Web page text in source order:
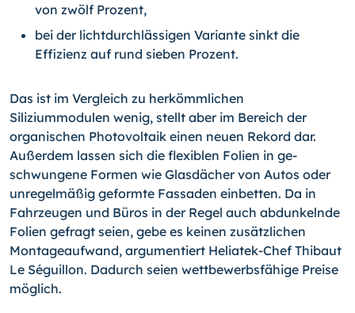
von zwölf Prozent,
bei der lichtdurchlässigen Variante sinkt die
Effizienz auf rund sieben Prozent.
Das ist im Vergleich zu herkömmlichen
Siliziummodulen wenig, stellt aber im Bereich der
organischen Photovoltaik einen neu­en Rekord dar.
Außerdem lassen sich die flexiblen Folien in ge­
schwungene Formen wie Glasdächer von Autos oder
unregel­mäßig geformte Fassaden einbetten. Da in
Fahrzeugen und Bü­ros in der Regel auch abdunkelnde
Folien gefragt seien, gebe es keinen zusätzlichen
Montageaufwand, argumentiert Heliatek-Chef Thibaut
Le Séguillon. Dadurch seien wettbewerbsfähige Preise
möglich.